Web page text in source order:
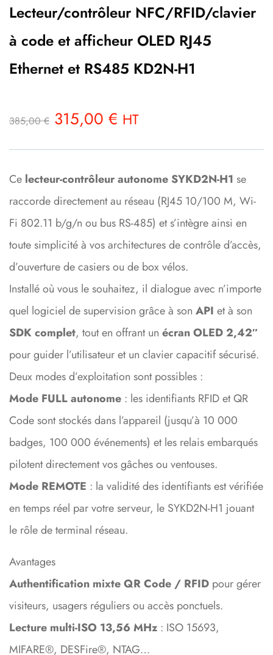
Lecteur/contrôleur NFC/RFID/clavier
à code et afficheur OLED RJ45
Ethernet et RS485 KD2N-H1
385,00€ 315,00 € HT
Ce lecteur-contrôleur autonome SYKD2N-H1 se
raccorde directement au réseau (RJ45 10/100 M, Wi-
Fi 802.11 b/g/n ou bus RS-485) et s’intègre ainsi en
toute simplicité à vos architectures de contrôle d’accès,
d’ouverture de casiers ou de box vélos.
Installé où vous le souhaitez, il dialogue avec n’importe
quel logiciel de supervision grâce à son API et à son
SDK complet, tout en offrant un écran OLED 2,42″
pour guider l’utilisateur et un clavier capacitif sécurisé.
Deux modes d’exploitation sont possibles :
Mode FULL autonome : les identifiants RFID et QR
Code sont stockés dans l’appareil (jusqu’à 10 000
badges, 100 000 événements) et les relais embarqués
pilotent directement vos gâches ou ventouses.
Mode REMOTE : la validité des identifiants est vérifiée
en temps réel par votre serveur, le SYKD2N-H1 jouant
le rôle de terminal réseau.
Avantages
Authentification mixte QR Code / RFID pour gérer
visiteurs, usagers réguliers ou accès ponctuels.
Lecture multi-ISO 13,56 MHz : ISO 15693,
MIFARE®, DESFire®, NTAG…